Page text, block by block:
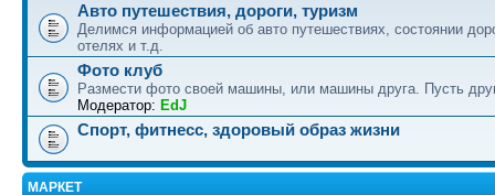
Авто путешествия, дороги, туризм
Делимся информацией об авто путешествиях, состоянии
отелях и т.д.
Фото клуб
Размести фото своей машины, или машины друга. Пусть
Модератор: EdJ
Спорт, фитнесс, здоровый образ жизни
МАРКЕТ